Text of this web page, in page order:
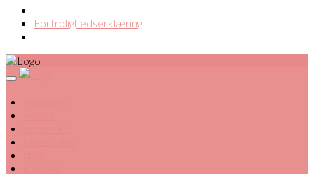
Fortrolighedserklæring